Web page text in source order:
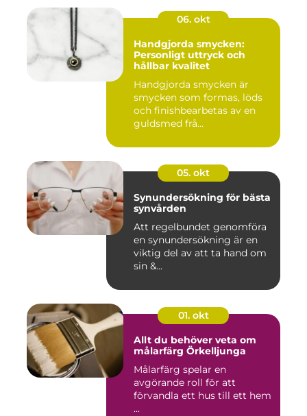
06. okt
Handgjorda smycken:
Personligt uttryck och
hållbar kvalitet
Handgjorda smycken är
smycken som formas, löds
och finishbearbetas av en
guldsmed frå...
05. okt
Synundersökning för bästa
synvården
Att regelbundet genomföra
en synundersökning är en
viktig del av att ta hand om
sin &...
01. okt
Allt du behöver veta om
målarfärg Örkelljunga
Målarfärg spelar en
avgörande roll för att
förvandla ett hus till ett hem
...